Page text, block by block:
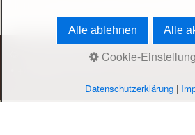
© Gasthof Mack • Ankershofenstraße
Alle ablehnen Alle
Cookie-
Datenschutzerklärung |